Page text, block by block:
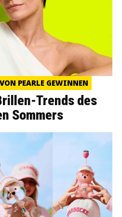
PEARLE GEWINNEN
Trends des
Sommers